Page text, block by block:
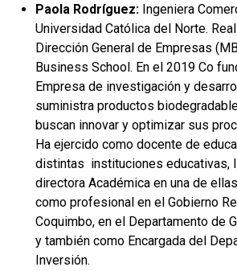
Paola Rodríguez: Ingeniera
Universidad Católica del Norte.
Dirección General de Empresas
Business School. En el 2019 Co
Empresa de investigación y
suministra productos
buscan innovar y optimizar sus
Ha ejercido como docente de
distintas instituciones educativas,
directora Académica en una de
como profesional en el Gobierno
Coquimbo, en el Departamento de
y también como Encargada del
Inversión.